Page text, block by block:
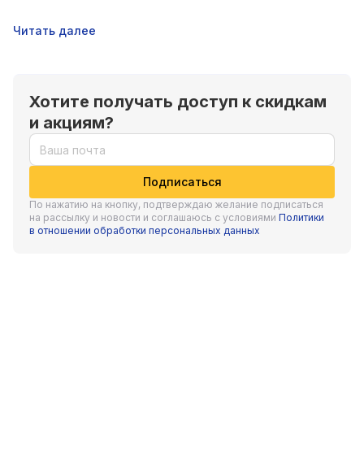
Читать далее
Хотите получать доступ к скидкам
и акциям?
Подписаться
По нажатию на кнопку, подтверждаю желание подписаться
на рассылку и новости и соглашаюсь с условиями Политики
в отношении обработки персональных данных